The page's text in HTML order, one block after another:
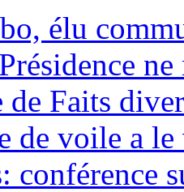
élu
de Faits
de voile a le
conférence